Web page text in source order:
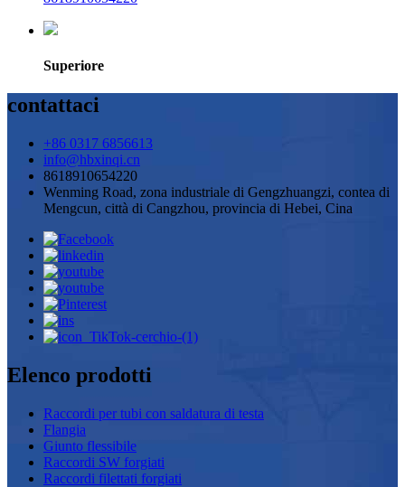
Superiore
contattaci
+86 0317 6856613
info@hbxinqi.cn
8618910654220
Wenming Road, zona industriale di Gengzhuangzi, contea di
Mengcun, città di Cangzhou, provincia di Hebei, Cina
Elenco prodotti
Raccordi per tubi con saldatura di testa
Flangia
Giunto flessibile
Raccordi SW forgiati
Raccordi filettati forgiati